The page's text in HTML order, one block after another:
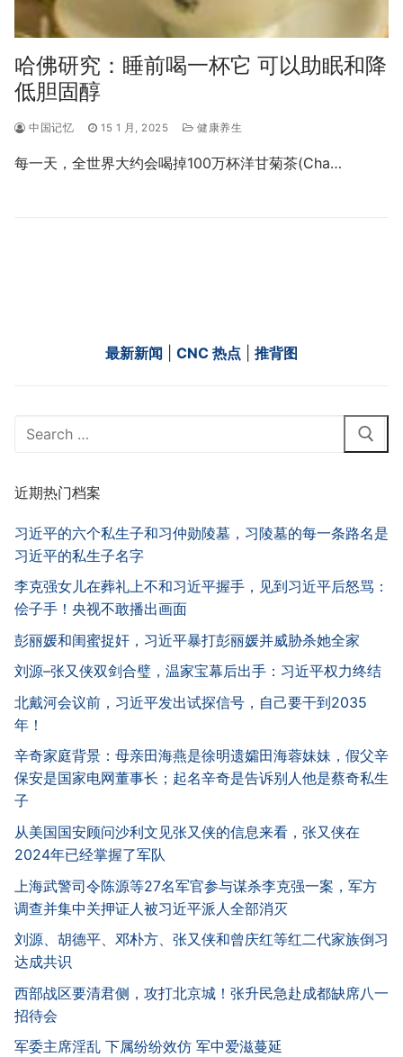
哈佛研究：睡前喝一杯它 可以助眠和降
低胆固醇
中国记忆 15 1 月, 2025 健康养生
每一天，全世界大约会喝掉100万杯洋甘菊茶(Cha…
最新新闻 CNC 热点 推背图
Search
近期热门档案
习近平的六个私生子和习仲勋陵墓，习陵墓的每一条路名是
习近平的私生子名字
李克强女儿在葬礼上不和习近平握手，见到习近平后怒骂：
侩子手！央视不敢播出画面
彭丽媛和闺蜜捉奸，习近平暴打彭丽媛并威胁杀她全家
刘源–张又侠双剑合璧，温家宝幕后出手：习近平权力终结
北戴河会议前，习近平发出试探信号，自己要干到2035
年！
辛奇家庭背景：母亲田海燕是徐明遗孀田海蓉妹妹，假父辛
保安是国家电网董事长；起名辛奇是告诉别人他是蔡奇私生
子
从美国国安顾问沙利文见张又侠的信息来看，张又侠在
2024年已经掌握了军队
上海武警司令陈源等27名军官参与谋杀李克强一案，军方
调查并集中关押证人被习近平派人全部消灭
刘源、胡德平、邓朴方、张又侠和曾庆红等红二代家族倒习
达成共识
西部战区要清君侧，攻打北京城！张升民急赴成都缺席八一
招待会
军委主席淫乱 下属纷纷效仿 军中爱滋蔓延